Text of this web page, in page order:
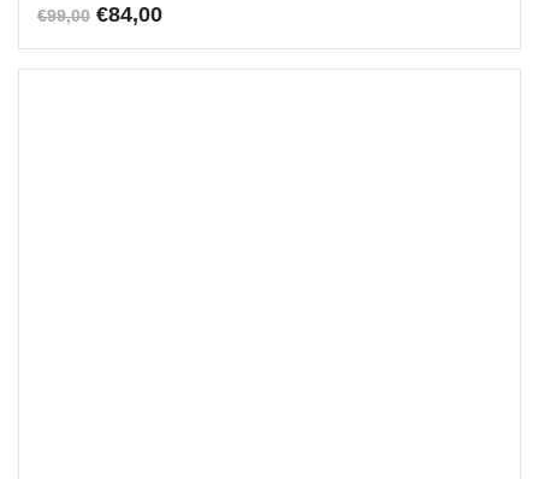
€99,00 Oorspronkelijke
was:
€84,00Huidige
is: